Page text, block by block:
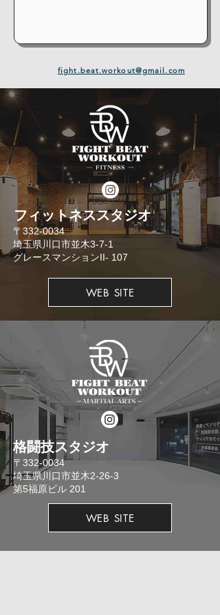
fight.beat.workout@gmail.com
​フィットネススタジオ
​〒332-0034
埼玉県川口市並木3-7-1
​グレースマンションII- 107
WEB SITE
格闘技スタジオ
​〒332-0034
埼玉県川口市並木2-26-3
​第5福原ビル 201
WEB SITE